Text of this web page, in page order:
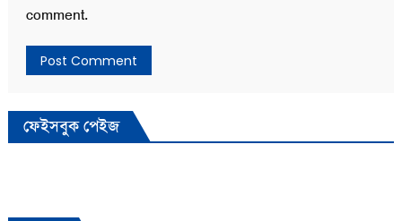
comment.
ফেইসবুক পেইজ